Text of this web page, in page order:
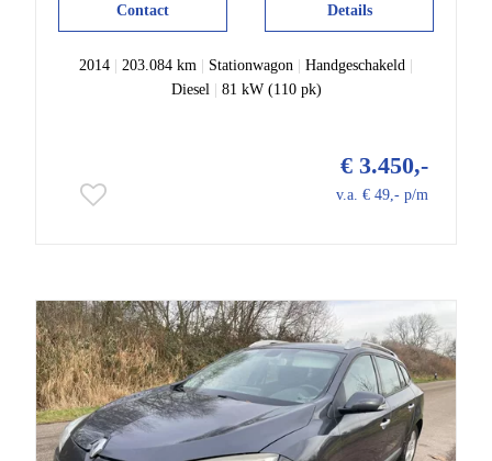
Details
Contact
2014 | 203.084 km | Stationwagon | Handgeschakeld |
Diesel | 81 kW (110 pk)
€ 3.450,-
v.a. € 49,- p/m